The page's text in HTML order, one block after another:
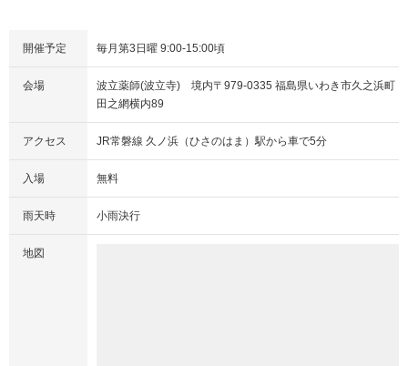
開催予定 毎月第3日曜 9:00-15:00頃
会場
波立薬師(波立寺) 境内〒979-0335 福島県いわき市久之浜町
田之網横内89
アクセス JR常磐線 久ノ浜（ひさのはま）駅から車で5分
入場 無料
雨天時 小雨決行
地図